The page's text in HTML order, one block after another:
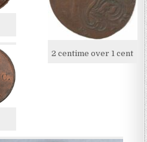
2 centime over 1 cent